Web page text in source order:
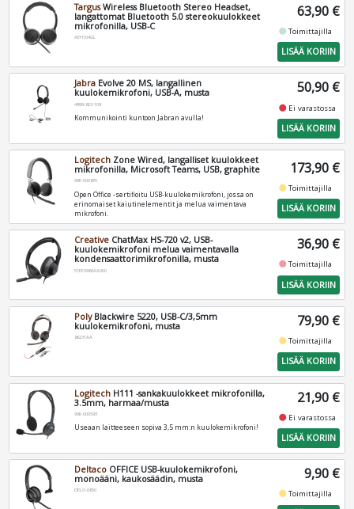
TargusWireless Bluetooth Stereo Headset,
langattomat Bluetooth 5.0 stereokuulokkeet
mikrofonilla, USB-C
AEH104GL
63,90 €
fiber_manual_recordToimittajilla
LISÄÄ KORIIN
Jabra Evolve 20 MS, langallinen
kuulokemikrofoni, USB-A, musta
4999-823-109
Kommunikointi kuntoon Jabran avulla!
50,90 €
fiber_manual_record Ei varastossa
LISÄÄ KORIIN
Logitech Zone Wired, langalliset kuulokkeet
mikrofonilla, Microsoft Teams, USB, graphite
981-000870
Open Office -sertifioitu USB-kuulokemikrofoni, jossa on
erinomaiset kaiutinelementit ja melua vaimentava
mikrofoni.
173,90 €
fiber_manual_recordToimittajilla
LISÄÄ KORIIN
Creative ChatMax HS-720 v2, USB-
kuulokemikrofoni melua vaimentavalla
kondensaattorimikrofonilla, musta
51EF0960AA000
36,90 €
fiber_manual_recordToimittajilla
LISÄÄ KORIIN
PolyBlackwire 5220, USB-C/3,5mm
kuulokemikrofoni, musta
8X231AA
79,90 €
fiber_manual_recordToimittajilla
LISÄÄ KORIIN
Logitech H111 -sankakuulokkeet mikrofonilla,
3.5mm, harmaa/musta
981-000593
Useaan laitteeseen sopiva 3,5 mm:n kuulokemikrofoni!
21,90 €
fiber_manual_record Ei varastossa
LISÄÄ KORIIN
Deltaco OFFICE USB-kuulokemikrofoni,
monoääni, kaukosäädin, musta
DELO-0650
9,90 €
fiber_manual_recordToimittajilla